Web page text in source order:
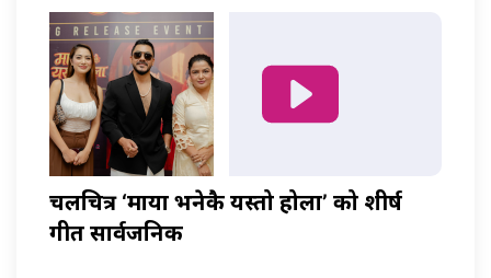
चलचित्र ‘माया भनेकै यस्तो होला’ को शीर्ष
गीत सार्वजनिक